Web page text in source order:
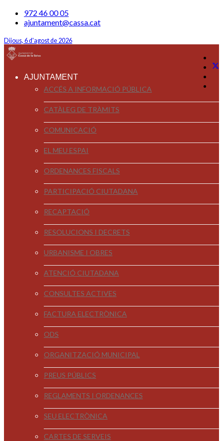
972 46 00 05
ajuntament@cassa.cat
Dijous, 6 d'agost de 2026
AJUNTAMENT
ACCÉS A INFORMACIÓ PÚBLICA
CATÀLEG DE TRÀMITS
COMUNICACIÓ
EL MEU ESPAI
ORDENANCES FISCALS
PARTICIPACIÓ CIUTADANA
RECAPTACIÓ
RESOLUCIONS I DECRETS
URBANISME I OBRES
ATENCIÓ CIUTADANA
CONSULTES ACTIVES
FACTURA ELECTRÒNICA
ODS
ORGANITZACIÓ MUNICIPAL
PREUS PÚBLICS
REGLAMENTS I ORDENANCES
SEU ELECTRÒNICA
CARTES DE SERVEIS